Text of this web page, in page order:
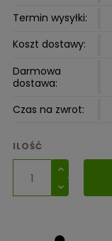
Termin wysyłki:
Koszt dostawy:
Darmowa
dostawa:
Czas na zwrot:
ILOŚĆ